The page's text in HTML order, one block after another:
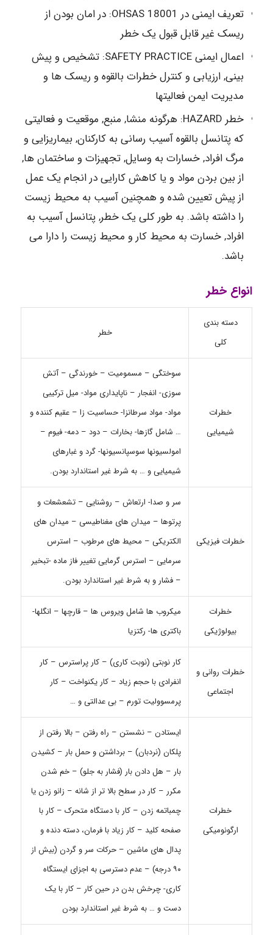
تعریف ایمنی در OHSAS 18001: در امان بودن از
ریسک غیر قابل قبول یک خطر
اعمال ایمنی SAFETY PRACTICE: تشخیص و پیش
بینی, ارزیابی و کنترل خطرات بالقوه و ریسک ها و
مدیریت ایمن فعالیتها
خطر HAZARD: هرگونه منشا, منبع, موقعیت و فعالیتی
که پتانسل بالقوه آسیب رسانی به کارکنان, بیماریزایی و
مرگ افراد, خسارات به وسایل, تجهیزات و ساختمان ها,
از بین بردن مواد و یا کاهش کارایی در انجام یک عمل
از پیش تعیین شده و همچنین آسیب به محیط زیست
را داشته باشد. به طور کلی یک خطر, پتانسل آسیب به
افراد, خسارت به محیط کار و محیط زیست را دارا می
باشد.
انواع خطر
دسته بندی
کلی
خطر
خطرات
شیمیایی
سوختگی – مسمومیت – خورندگی – آتش
سوزی- انفجار – ناپایداری مواد- میل ترکیبی
مواد- مواد سرطانزا- حساسیت زا – عقیم کننده و
… شامل گازها- بخارات – دود – دمه- فیوم –
امولسیونها سوسپانسیونها- گرد و غبارهای
شیمیایی و … به شرط غیر استاندارد بودن.
خطرات فیزیکی
سر و صدا- ارتعاش – روشنایی – تشعشعات و
پرتوها – میدان های مغناطیسی – میدان های
الکتریکی – محیط های مرطوب – استرس
سرمایی – استرس گرمایی تغییر فاز ماده -تبخیر
– فشار و به شرط غیر استاندارد بودن.
خطرات
بیولوژیکی
میکروب ها شامل ویروس ها – قارچها – انگلها-
باکتری ها- رکتزیا
خطرات روانی و
اجتماعی
کار نوبتی (نوبت کاری) – کار پراسترس – کار
انفرادی با حجم زیاد – کار یکنواخت – کار
پرمسوولیت تورم – بی عدالتی و …
خطرات
ارگونومیکی
ایستادن – نشستن – راه رفتن – بالا رفتن از
پلکان (نردبان) – برداشتن و حمل بار – کشیدن
بار – هل دادن بار (فشار به جلو) – خم شدن
مکرر – کار در سطح بالا تر از شانه – زانو زدن یا
چمباتمه زدن – کار با دستگاه متحرک – کار با
صفحه کلید – کار زیاد با فرمان، دسته دنده و
پدال های ماشین – حرکات سر و گردن (بیش از
۹۰ درجه) – عدم دسترسی به اجزای ایستگاه
کاری- چرخش بدن در حین کار – کار با یک
دست و … به شرط غیر استاندارد بودن